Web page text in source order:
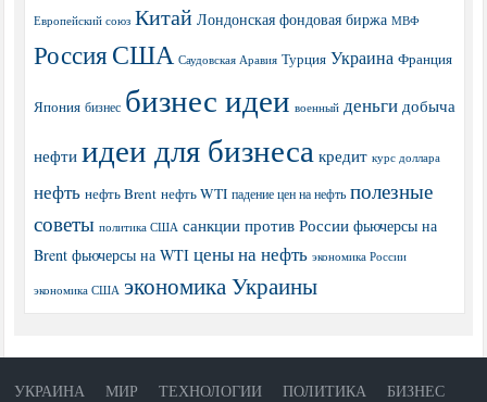
Европейский союз Китай Лондонская фондовая биржа МВФ
РоссияСША Саудовская Аравия Турция Украина Франция
Япония бизнес бизнес идеи военный деньги добыча
нефти идеи для бизнеса кредит курс доллара
нефть нефть Brent нефть WTI падение цен на нефть полезные
советы политика США санкции против России фьючерсы на
Brent фьючерсы на WTI цены на нефть экономика России
экономика США экономика Украины
УКРАИНА МИР ТЕХНОЛОГИИ ПОЛИТИКА
БИЗНЕС